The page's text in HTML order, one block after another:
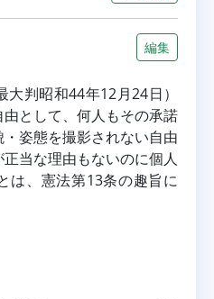
編集
判昭和44年12月24日）
として、何人もその承諾
姿態を撮影されない自由
当な理由もないのに個人
は、憲法第13条の趣旨に